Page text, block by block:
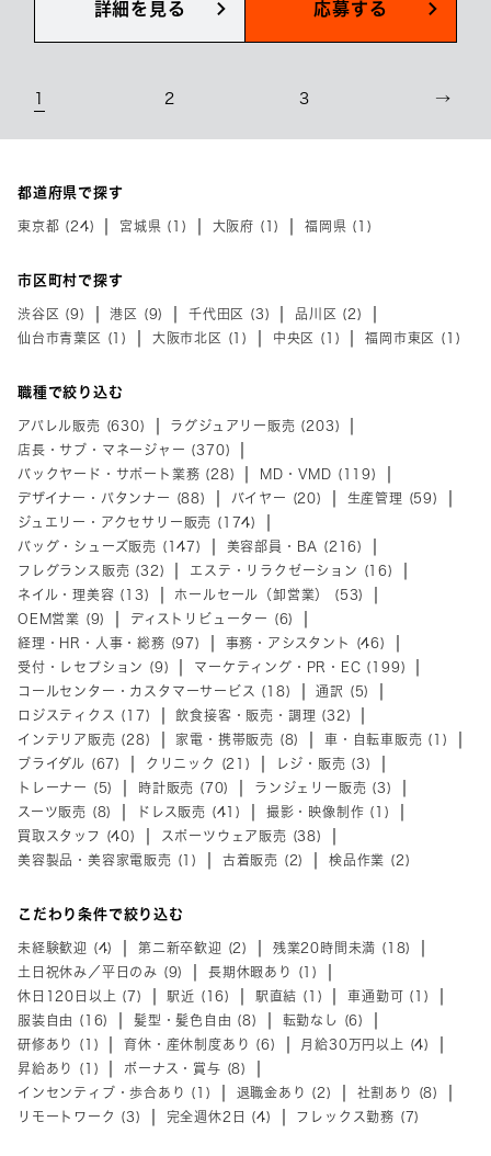
詳細を見る 応募する
1 2 3 →
都道府県で探す
東京都 (24) 宮城県 (1) 大阪府 (1) 福岡県 (1)
市区町村で探す
渋谷区 (9) 港区 (9) 千代田区 (3)
品川区 (2)
仙台市青葉区 (1)
大阪市北区 (1) 中央区 (1) 福岡市東区 (1)
職種で絞り込む
アパレル販売 (630)
ラグジュアリー販売 (203)
店長・サブ・マネージャー (370)
バックヤード・サポート業務 (28)
MD・VMD (119)
デザイナー・パタンナー (88)
バイヤー (20)
生産管理 (59)
ジュエリー・アクセサリー販売 (174)
バッグ・シューズ販売 (147)
美容部員・BA (216)
フレグランス販売 (32)
エステ・リラクゼーション (16)
ネイル・理美容 (13)
ホールセール（卸営業） (53)
OEM営業 (9)
ディストリビューター (6)
経理・HR・人事・総務 (97)
事務・アシスタント (46)
受付・レセプション (9)
マーケティング・PR・EC (199)
コールセンター・カスタマーサービス (18)
通訳 (5)
ロジスティクス (17)
飲食接客・販売・調理 (32)
インテリア販売 (28)
家電・携帯販売 (8)
車・自転車販売 (1)
ブライダル (67)
クリニック (21)
レジ・販売 (3)
トレーナー (5)
時計販売 (70)
ランジェリー販売 (3)
スーツ販売 (8)
ドレス販売 (41)
撮影・映像制作 (1)
買取スタッフ (40)
スポーツウェア販売 (38)
美容製品・美容家電販売 (1)
古着販売 (2) 検品作業 (2)
こだわり条件で絞り込む
未経験歓迎 (4) 第二新卒歓迎 (2)
残業20時間未満 (18)
土日祝休み／平日のみ (9)
長期休暇あり (1)
休日120日以上 (7)
駅近 (16) 駅直結 (1)
車通勤可 (1)
服装自由 (16)
髪型・髪色自由 (8)
転勤なし (6)
研修あり (1)
育休・産休制度あり (6)
月給30万円以上 (4)
昇給あり (1)
ボーナス・賞与 (8)
インセンティブ・歩合あり (1)
退職金あり (2)
社割あり (8)
リモートワーク (3)
完全週休2日 (4) フレックス勤務 (7)